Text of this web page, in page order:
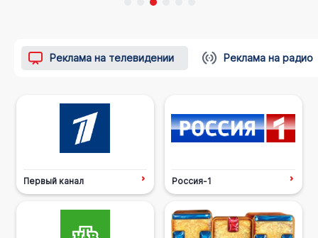
Реклама на телевидении Реклама на радио
Первый канал Россия-1